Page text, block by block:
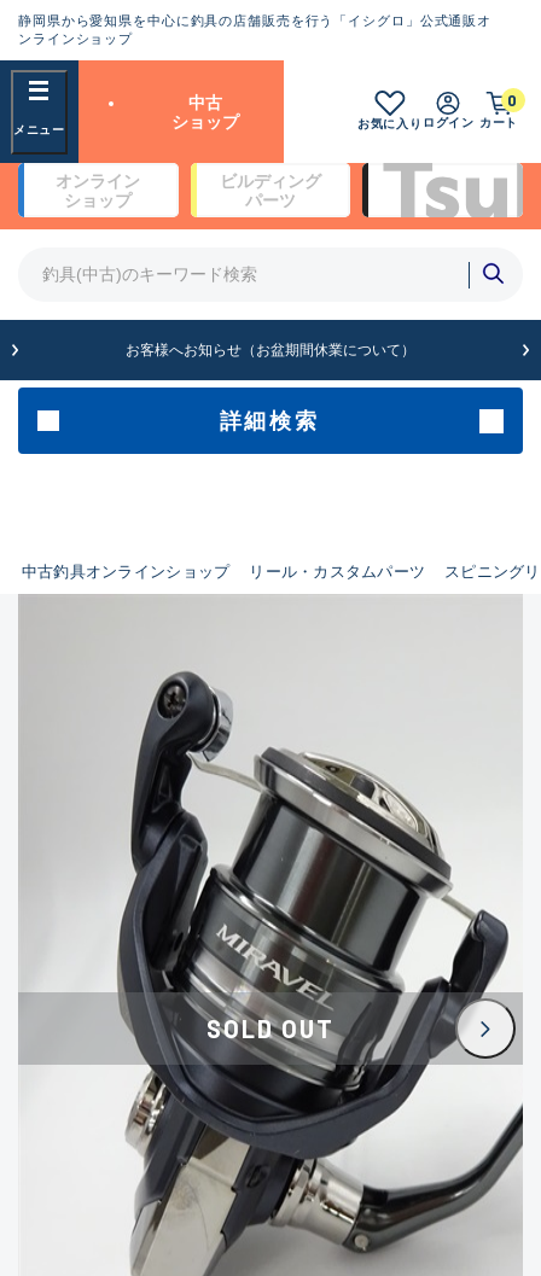
静岡県から愛知県を中心に釣具の店舗販売を行う「イシグロ」公式通販オ
ンラインショップ
中古
ショップ
お気に入り ログイン カート
0
オンライン
ショップ
ビルディング
パーツ
お客様へお知らせ（お盆期間休業について）
詳細検索
中古釣具オンラインショップ リール・カスタムパーツ スピニング
フリーワード
商品カテゴリ
竿・ルアーロッド(64430)
その他・雑品(1066)
イシグロフレスポ鈴鹿店
イシグロ西春店
イシグロカインズモール彦根店
イシグロ中川かの里店
イシグロ静岡中吉田店
イシグロ名東引山店
イシグロ豊田店
イシグロ豊橋向山店
イシグロ岐阜店
イシグロ高林店
イシグロ西尾店
イシグロ三河安城店
イシグロ半田店
イシグロ岡崎若松店
ランクとは？
良
SA
新古品（メーカー問屋から仕
入れた未使用品）
※店頭展示時の置き傷が付いている
ものも含む
傷が極めて少ない極上品
B
使用感や傷のある一般的な中
古品
C-
かなり使用感があり、全体的
に目立つ傷が多い品
D
著しく状態が悪いが使用はで
きるもの、改造品も含む
※ルアー、エギ、雑品、その他につきましては
ランク表記はございません。 状態は写真にて
ご確認ください。
SOLD OUT